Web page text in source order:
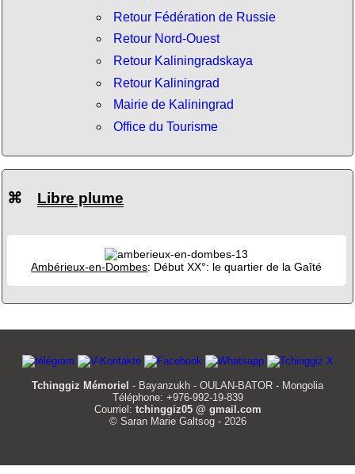
Retour Fédération de Russie
Retour Nord-Ouest
Retour Kaliningradskaya
Retour Kaliningrad
Mairie de Kaliningrad
Office du Tourisme
⌘ Libre plume
Ambérieux-en-Dombes: Début XX°: le quartier de la Gaîté
Tchinggiz Mémoriel - Bayanzukh - OULAN-BATOR - Mongolia
Téléphone: +976-992-19-839
Courriel: tchinggiz05 @ gmail.com
© Saran Marie Galtsog - 2026